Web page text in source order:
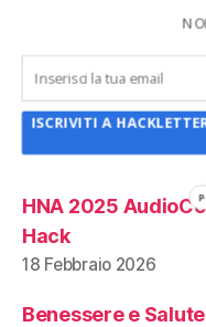
Articoli
HNA 2024
Hack
18 Marzo 2026
HNA 2025
Hack
18 Febbraio 2026
Benessere e
ISCRIVITI A